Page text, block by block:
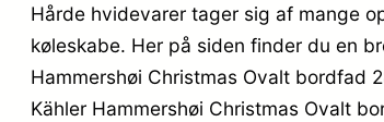
Hårde hvidevarer tager sig af mange
køleskabe. Her på siden finder du en
Hammershøi Christmas Ovalt bordfad
Kähler Hammershøi Christmas Ovalt